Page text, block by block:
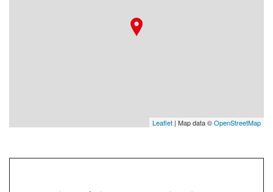
Leaflet | Map data ©OpenStreetMap